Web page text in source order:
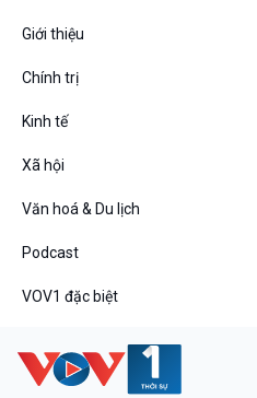
Giới thiệu
Chính trị
Kinh tế
Xã hội
Văn hoá & Du lịch
Podcast
VOV1 đặc biệt